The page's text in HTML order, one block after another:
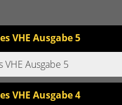
VHE Ausgabe 5
VHE Ausgabe 5
VHE Ausgabe 4